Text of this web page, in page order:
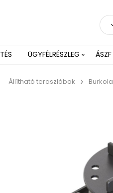
ÜGYFÉLRÉSZLEG ÁSZF
Állítható teraszlábak